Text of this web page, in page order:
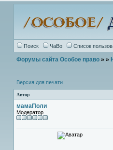
Поиск ЧаВо Список
Форумы сайта Особое право » »
Версия для печати
Автор
мамаПоли
Модератор